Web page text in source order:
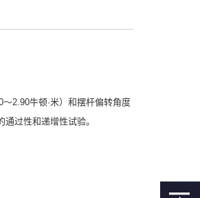
2.90牛顿·米）和摆杆偏转角度
过性和递增性试验。